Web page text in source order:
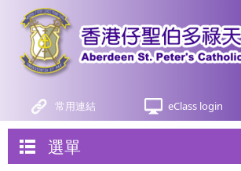
常用連結 eClass login
選單